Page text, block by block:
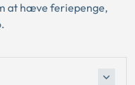
at hæve feriepenge,